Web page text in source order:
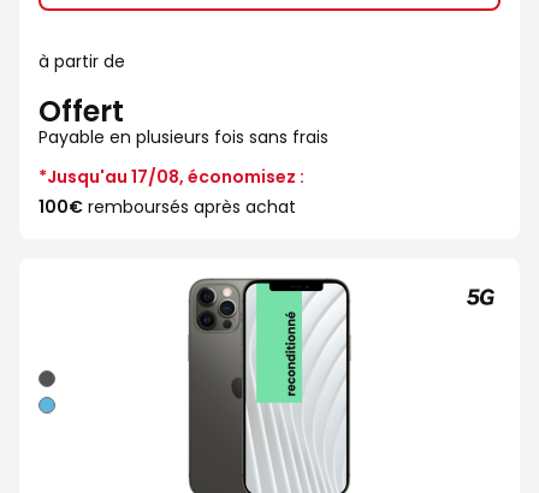
à partir de
Offert
Payable en plusieurs fois sans frais
*Jusqu'au 17/08, économisez :
100€ remboursés après achat
Graphite
Bleu